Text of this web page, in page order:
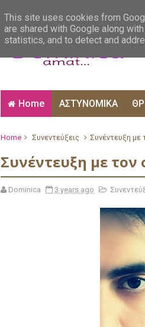
Home ΑΣΤΥΝΟΜΙΚΑ
Home Συνεντεύξεις Συνέντευξη με
Συνέντευξη με τον
Dominica 3 years ago
This site uses cookies from
are shared with Google along
statistics, and to detect and